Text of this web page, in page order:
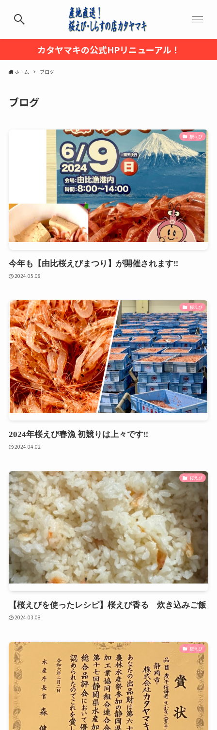
カタヤマキの公式HPリニューアル！
ホーム ブログ
ブログ
桜えび
今年も【由比桜えびまつり】が開催されます‼
2024.05.08
桜えび
2024年桜えび春漁 初競りは上々です‼
2024.04.02
桜えび
【桜えびを使ったレシピ】桜えび香る 炊き込みご飯
2024.03.08
桜えび